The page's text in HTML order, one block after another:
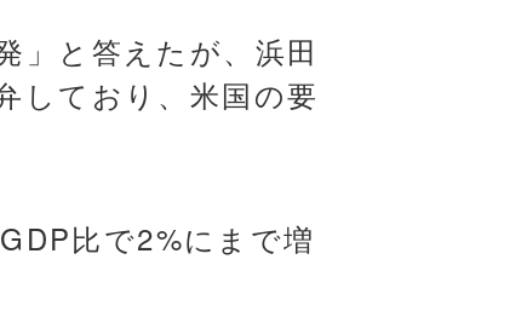
」と答えたが、浜田
しており、米国の要
比で2%にまで増